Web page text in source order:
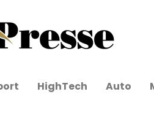
HighTech Auto